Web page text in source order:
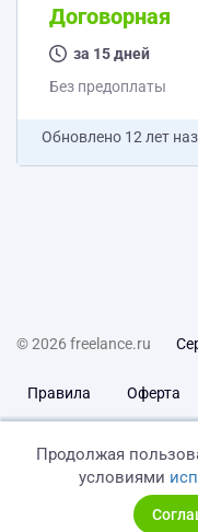
называли
«Катюш» и
спорные вопросы
вызвать
Договорная
за 15 дней
Без предоплаты
Обновлено 12 лет
© 2026 freelance.ru
Правила Оферта
Продолжая
условиями